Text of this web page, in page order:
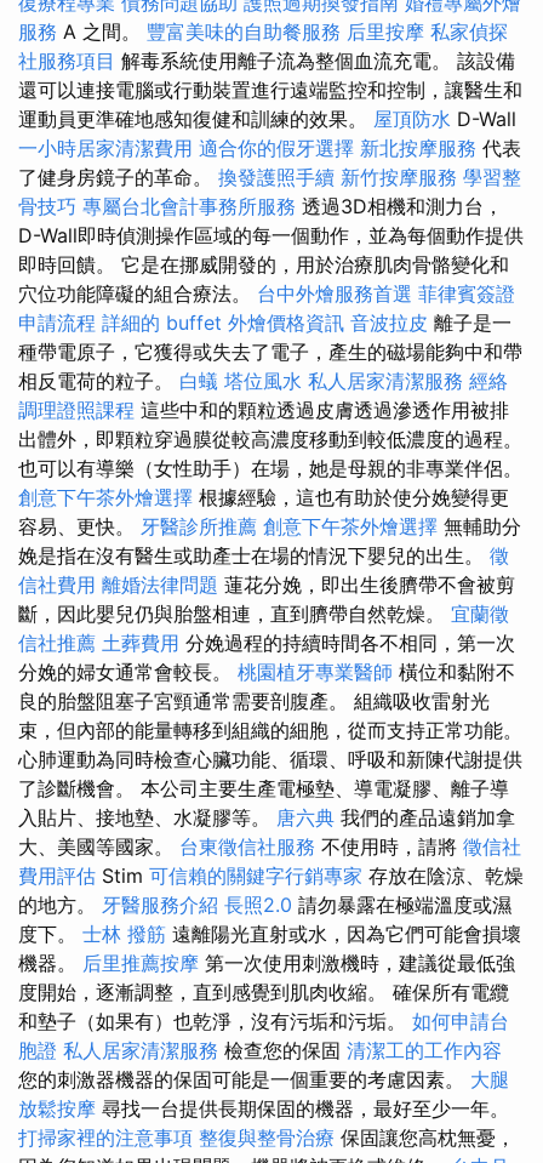
服務 A 之間。 豐富美味的自助餐服務 后里按摩 私家偵探
社服務項目 解毒系統使用離子流為整個血流充電。 該設備
還可以連接電腦或行動裝置進行遠端監控和控制，讓醫生和
運動員更準確地感知復健和訓練的效果。 屋頂防水 D-Wall
一小時居家清潔費用 適合你的假牙選擇 新北按摩服務 代表
了健身房鏡子的革命。 換發護照手續 新竹按摩服務 學習整
骨技巧 專屬台北會計事務所服務 透過3D相機和測力台，
D-Wall即時偵測操作區域的每一個動作，並為每個動作提供
即時回饋。 它是在挪威開發的，用於治療肌肉骨骼變化和
穴位功能障礙的組合療法。 台中外燴服務首選 菲律賓簽證
申請流程 詳細的 buffet 外燴價格資訊 音波拉皮 離子是一
種帶電原子，它獲得或失去了電子，產生的磁場能夠中和帶
相反電荷的粒子。 白蟻 塔位風水 私人居家清潔服務 經絡
調理證照課程 這些中和的顆粒透過皮膚透過滲透作用被排
出體外，即顆粒穿過膜從較高濃度移動到較低濃度的過程。
也可以有導樂（女性助手）在場，她是母親的非專業伴侶。
創意下午茶外燴選擇 根據經驗，這也有助於使分娩變得更
容易、更快。 牙醫診所推薦 創意下午茶外燴選擇 無輔助分
娩是指在沒有醫生或助產士在場的情況下嬰兒的出生。 徵
信社費用 離婚法律問題 蓮花分娩，即出生後臍帶不會被剪
斷，因此嬰兒仍與胎盤相連，直到臍帶自然乾燥。 宜蘭徵
信社推薦 土葬費用 分娩過程的持續時間各不相同，第一次
分娩的婦女通常會較長。 桃園植牙專業醫師 橫位和黏附不
良的胎盤阻塞子宮頸通常需要剖腹產。 組織吸收雷射光
束，但內部的能量轉移到組織的細胞，從而支持正常功能。
心肺運動為同時檢查心臟功能、循環、呼吸和新陳代謝提供
了診斷機會。 本公司主要生產電極墊、導電凝膠、離子導
入貼片、接地墊、水凝膠等。 唐六典 我們的產品遠銷加拿
大、美國等國家。 台東徵信社服務 不使用時，請將 徵信社
費用評估 Stim 可信賴的關鍵字行銷專家 存放在陰涼、乾燥
的地方。 牙醫服務介紹 長照2.0 請勿暴露在極端溫度或濕
度下。 士林 撥筋 遠離陽光直射或水，因為它們可能會損壞
機器。 后里推薦按摩 第一次使用刺激機時，建議從最低強
度開始，逐漸調整，直到感覺到肌肉收縮。 確保所有電纜
和墊子（如果有）也乾淨，沒有污垢和污垢。 如何申請台
胞證 私人居家清潔服務 檢查您的保固 清潔工的工作內容
您的刺激器機器的保固可能是一個重要的考慮因素。 大腿
放鬆按摩 尋找一台提供長期保固的機器，最好至少一年。
打掃家裡的注意事項 整復與整骨治療 保固讓您高枕無憂，